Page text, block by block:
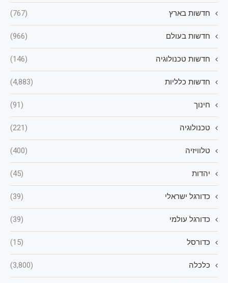
חדשות בארץ (767)
חדשות בעולם (966)
חדשות טכנולוגיה (146)
חדשות כלליות (4,883)
חינוך (91)
טכנולוגיה (221)
טלוויזיה (400)
יהדות (45)
כדורגל ישראלי (39)
כדורגל עולמי (39)
כדורסל (15)
כלכלה (3,800)